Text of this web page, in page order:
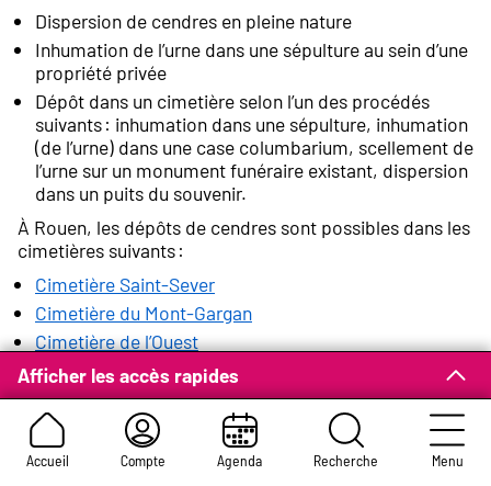
Accueil Compte Agenda Recherche Menu
Afficher les accès rapides
Dispersion de cendres en pleine nature
Inhumation de l’urne dans une sépulture au sein d’une
propriété privée
Dépôt dans un cimetière selon l’un des procédés
suivants : inhumation dans une sépulture, inhumation
(de l’urne) dans une case columbarium, scellement de
l’urne sur un monument funéraire existant, dispersion
dans un puits du souvenir.
À Rouen, les dépôts de cendres sont possibles dans les
cimetières suivants :
Cimetière Saint-Sever
Cimetière du Mont-Gargan
Cimetière de l’Ouest
Cimetière Monumental
Déclaration de dispersion